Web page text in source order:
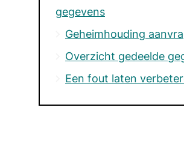
gegevens
Geheimhouding
Overzicht gedeelde
Een fout laten